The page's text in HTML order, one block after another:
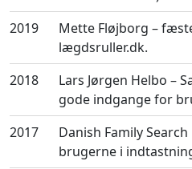
2019
Mette Fløjborg –
lægdsruller.dk.
2018
Lars Jørgen Helbo –
gode indgange for
2017
Danish Family
brugerne i